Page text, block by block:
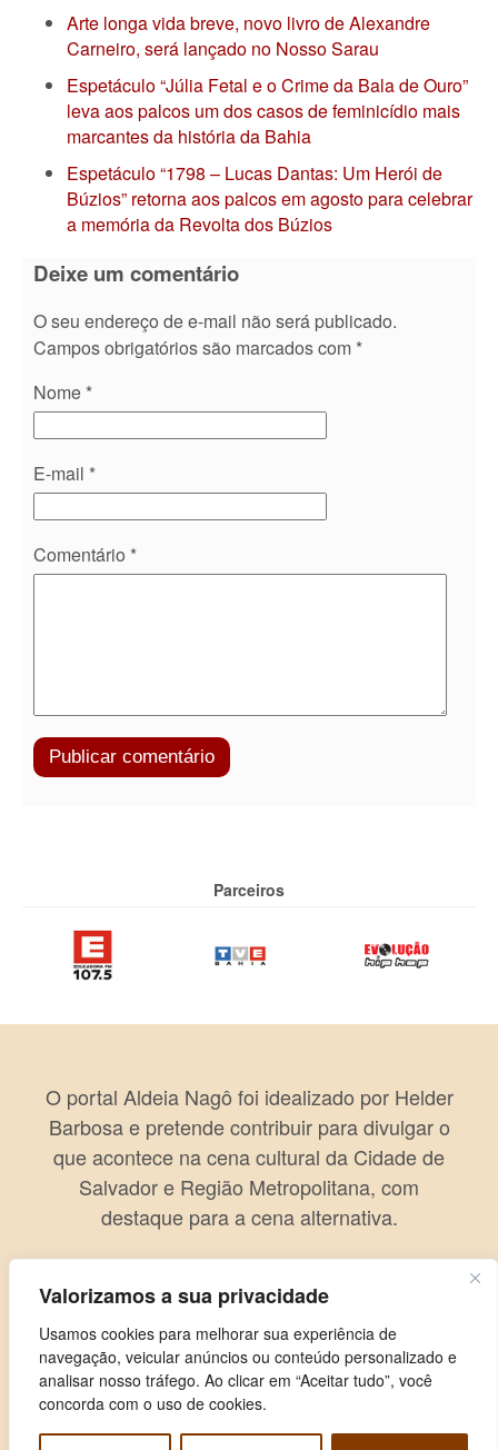
Valorizamos a sua privacidade
Usamos cookies para melhorar sua experiência de
navegação, veicular anúncios ou conteúdo personalizado e
analisar nosso tráfego. Ao clicar em “Aceitar tudo”, você
concorda com o uso de cookies.
Arte longa vida breve, novo livro de Alexandre
Carneiro, será lançado no Nosso Sarau
Espetáculo “Júlia Fetal e o Crime da Bala de Ouro”
leva aos palcos um dos casos de feminicídio mais
marcantes da história da Bahia
Espetáculo “1798 – Lucas Dantas: Um Herói de
Búzios” retorna aos palcos em agosto para celebrar
a memória da Revolta dos Búzios
Deixe um comentário
O seu endereço de e-mail não será publicado.
Campos obrigatórios são marcados com *
Nome *
E-mail *
Comentário *
Parceiros
O portal Aldeia Nagô foi idealizado por Helder
Barbosa e pretende contribuir para divulgar o
que acontece na cena cultural da Cidade de
Salvador e Região Metropolitana, com
destaque para a cena alternativa.